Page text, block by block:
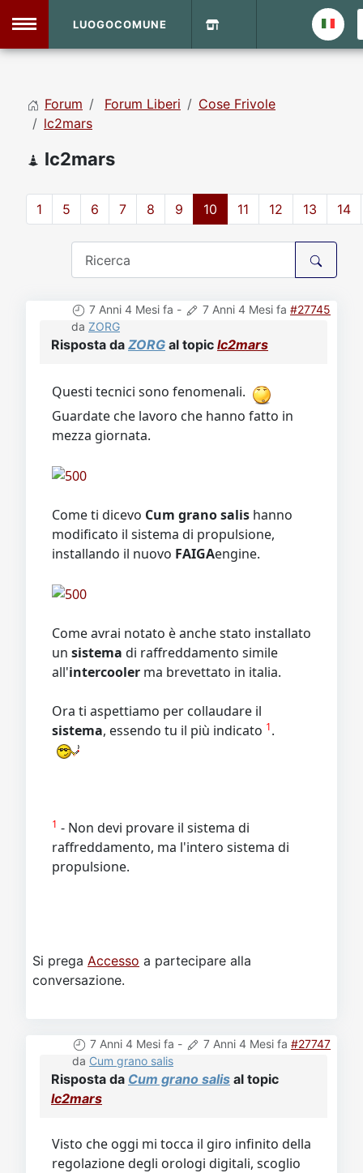
Home
LUOGOCOMUNE
Forum Forum Liberi
Cose Frivole
lc2mars
lc2mars
1 5 6 7 8 9 10 11 12 13 14
7 Anni 4 Mesi fa - 7 Anni 4 Mesi fa #27745
da ZORG
Risposta da ZORG al topic lc2mars
Questi tecnici sono fenomenali.
Guardate che lavoro che hanno fatto in
mezza giornata.
Come ti dicevo Cum grano salis hanno
modificato il sistema di propulsione,
installando il nuovo FAIGAengine.
Come avrai notato è anche stato installato
un sistema di raffreddamento simile
all'intercooler ma brevettato in italia.
Ora ti aspettiamo per collaudare il
sistema, essendo tu il più indicato 1.
1 - Non devi provare il sistema di
raffreddamento, ma l'intero sistema di
propulsione.
Si prega Accesso a partecipare alla
conversazione.
7 Anni 4 Mesi fa - 7 Anni 4 Mesi fa #27747
da Cum grano salis
Risposta da Cum grano salis al topic
lc2mars
Visto che oggi mi tocca il giro infinito della
regolazione degli orologi digitali, scoglio